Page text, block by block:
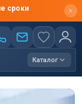
сроки
Каталог